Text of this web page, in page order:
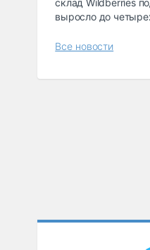
склад Wildberries
выросло до
Все новости